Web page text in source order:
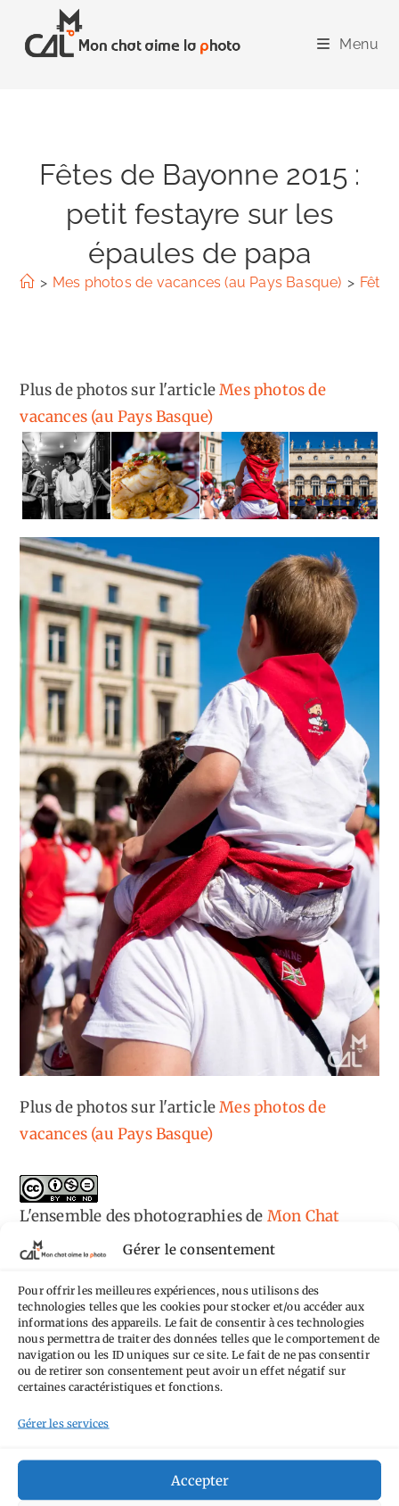
Gérer le consentement
Pour offrir les meilleures expériences, nous utilisons des
technologies telles que les cookies pour stocker et/ou accéder aux
informations des appareils. Le fait de consentir à ces technologies
nous permettra de traiter des données telles que le comportement de
navigation ou les ID uniques sur ce site. Le fait de ne pas consentir
ou de retirer son consentement peut avoir un effet négatif sur
certaines caractéristiques et fonctions.
Gérer les services
Accepter
content
Menu
Fêtes de Bayonne 2015 :
petit festayre sur les
épaules de papa
> Mes photos de vacances (au Pays Basque) >
Plus de photos sur l'articleMes photos de
vacances (au Pays Basque)
Plus de photos sur l'articleMes photos de
vacances (au Pays Basque)
L'ensemble des photographiesde Mon Chat
Aime la Photoest mis à disposition selon les
Attribution - Pas d'Utilisation Commerciale -
Pas de Modification 4.0 International.
Fondé(e) sur une œuvre dehttps://mcalp.fr.